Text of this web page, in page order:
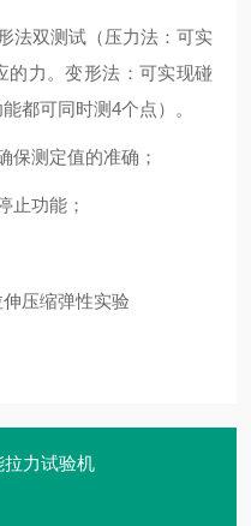
法双测试（压力法：可实
的力。变形法：可实现碰
都可同时测4个点）。
保测定值的准确；
止功能；
拉力试验机